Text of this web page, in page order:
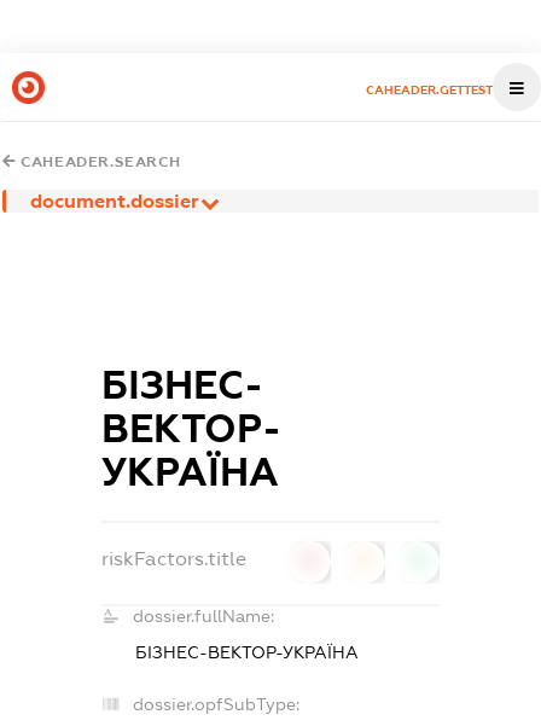
CAHEADER.GETTEST
CAHEADER.SEARCH
document.dossier
БІЗНЕС-
ВЕКТОР-
УКРАЇНА
riskFactors.title
dossier.fullName:
БІЗНЕС-ВЕКТОР-УКРАЇНА
dossier.opfSubType: